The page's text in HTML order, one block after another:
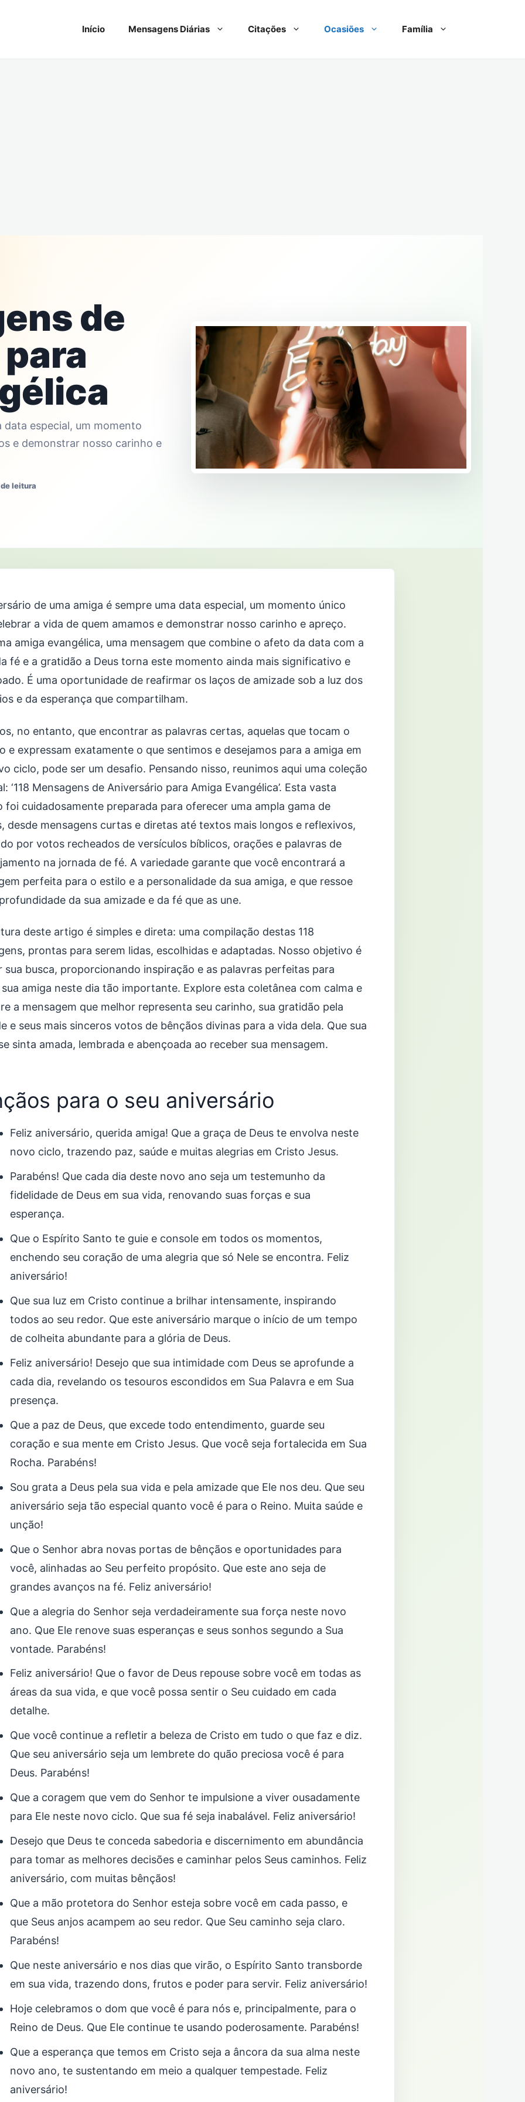
Início Mensagens Diárias Citações Ocasiões Família
de
data especial, um momento
e demonstrar nosso carinho e
leitura
de uma amiga é sempre uma data especial, um momento único
a vida de quem amamos e demonstrar nosso carinho e apreço.
amiga evangélica, uma mensagem que combine o afeto da data com a
fé e a gratidão a Deus torna este momento ainda mais significativo e
É uma oportunidade de reafirmar os laços de amizade sob a luz dos
e da esperança que compartilham.
no entanto, que encontrar as palavras certas, aquelas que tocam o
e expressam exatamente o que sentimos e desejamos para a amiga em
ciclo, pode ser um desafio. Pensando nisso, reunimos aqui uma coleção
‘118 Mensagens de Aniversário para Amiga Evangélica’. Esta vasta
foi cuidadosamente preparada para oferecer uma ampla gama de
desde mensagens curtas e diretas até textos mais longos e reflexivos,
por votos recheados de versículos bíblicos, orações e palavras de
na jornada de fé. A variedade garante que você encontrará a
perfeita para o estilo e a personalidade da sua amiga, e que ressoe
da sua amizade e da fé que as une.
deste artigo é simples e direta: uma compilação destas 118
prontas para serem lidas, escolhidas e adaptadas. Nosso objetivo é
sua busca, proporcionando inspiração e as palavras perfeitas para
amiga neste dia tão importante. Explore esta coletânea com calma e
a mensagem que melhor representa seu carinho, sua gratidão pela
e seus mais sinceros votos de bênçãos divinas para a vida dela. Que sua
sinta amada, lembrada e abençoada ao receber sua mensagem.
para o seu aniversário
Feliz aniversário, querida amiga! Que a graça de Deus te envolva neste
novo ciclo, trazendo paz, saúde e muitas alegrias em Cristo Jesus.
Parabéns! Que cada dia deste novo ano seja um testemunho da
fidelidade de Deus em sua vida, renovando suas forças e sua
esperança.
Que o Espírito Santo te guie e console em todos os momentos,
enchendo seu coração de uma alegria que só Nele se encontra. Feliz
aniversário!
Que sua luz em Cristo continue a brilhar intensamente, inspirando
todos ao seu redor. Que este aniversário marque o início de um tempo
de colheita abundante para a glória de Deus.
Feliz aniversário! Desejo que sua intimidade com Deus se aprofunde a
cada dia, revelando os tesouros escondidos em Sua Palavra e em Sua
presença.
Que a paz de Deus, que excede todo entendimento, guarde seu
coração e sua mente em Cristo Jesus. Que você seja fortalecida em Sua
Rocha. Parabéns!
Sou grata a Deus pela sua vida e pela amizade que Ele nos deu. Que seu
aniversário seja tão especial quanto você é para o Reino. Muita saúde e
unção!
Que o Senhor abra novas portas de bênçãos e oportunidades para
você, alinhadas ao Seu perfeito propósito. Que este ano seja de
grandes avanços na fé. Feliz aniversário!
Que a alegria do Senhor seja verdadeiramente sua força neste novo
ano. Que Ele renove suas esperanças e seus sonhos segundo a Sua
vontade. Parabéns!
Feliz aniversário! Que o favor de Deus repouse sobre você em todas as
áreas da sua vida, e que você possa sentir o Seu cuidado em cada
detalhe.
Que você continue a refletir a beleza de Cristo em tudo o que faz e diz.
Que seu aniversário seja um lembrete do quão preciosa você é para
Deus. Parabéns!
Que a coragem que vem do Senhor te impulsione a viver ousadamente
para Ele neste novo ciclo. Que sua fé seja inabalável. Feliz aniversário!
Desejo que Deus te conceda sabedoria e discernimento em abundância
para tomar as melhores decisões e caminhar pelos Seus caminhos. Feliz
aniversário, com muitas bênçãos!
Que a mão protetora do Senhor esteja sobre você em cada passo, e
que Seus anjos acampem ao seu redor. Que Seu caminho seja claro.
Parabéns!
Que neste aniversário e nos dias que virão, o Espírito Santo transborde
em sua vida, trazendo dons, frutos e poder para servir. Feliz aniversário!
Hoje celebramos o dom que você é para nós e, principalmente, para o
Reino de Deus. Que Ele continue te usando poderosamente. Parabéns!
Que a esperança que temos em Cristo seja a âncora da sua alma neste
novo ano, te sustentando em meio a qualquer tempestade. Feliz
aniversário!